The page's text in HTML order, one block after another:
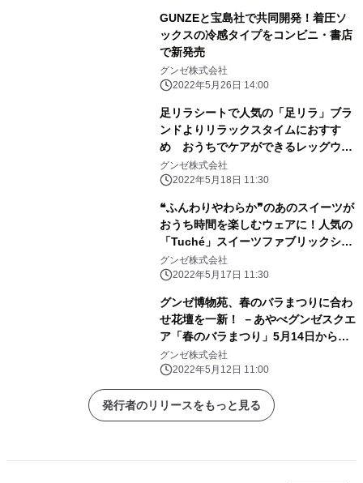
GUNZEと宝島社で共同開発！着圧ソ
ックスの冷感タイプをコンビニ・書店
で新発売
グンゼ株式会社
2022年5月26日 14:00
足リラシートで人気の「足リラ」ブラ
ンドよりリラックスタイムにおすす
め おうちでケアができるレッグウエ
ア誕生
グンゼ株式会社
2022年5月18日 11:30
❝ふんわりやわらか❞のあのスイーツが
おうち時間を楽しむウェアに！人気の
「Tuché」スイーツファブリックシリ
ーズに、マカロン登場！
グンゼ株式会社
2022年5月17日 11:30
グンゼ博物苑、春のバラまつりに合わ
せ花壇を一新！ －あやべグンゼスクエ
ア「春のバラまつり」5月14日から開
催－
グンゼ株式会社
2022年5月12日 11:00
発行者のリリースをもっと見る